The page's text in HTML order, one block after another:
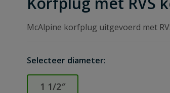
McAlpine korfplug uitgevoerd met
Selecteer diameter:
1 1/2″